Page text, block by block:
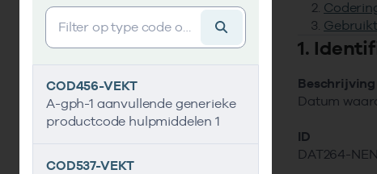
Vind gegevens&shy;element
COD456-VEKT
A-gph-1 aanvullende generieke
productcode hulpmiddelen 1
COD537-VEKT
1.
Beschrijving
Datum
ID
DAT264-NEN